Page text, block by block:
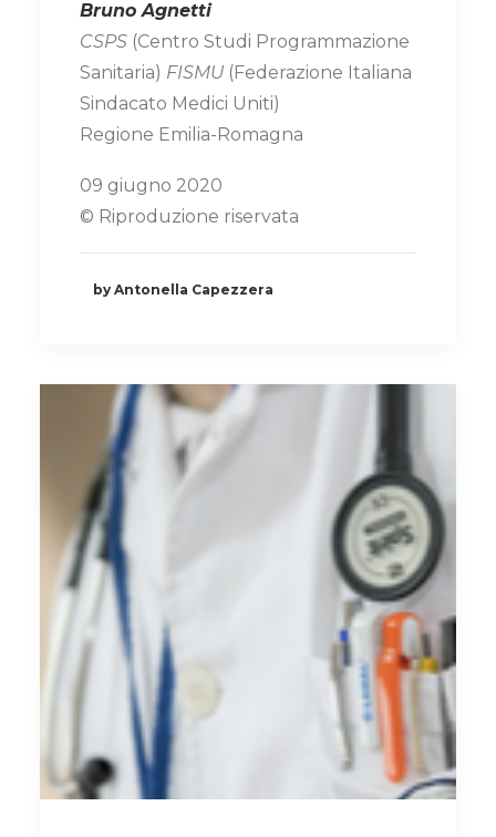
Bruno Agnetti
CSPS (Centro Studi Programmazione
Sanitaria) FISMU (Federazione Italiana
Sindacato Medici Uniti)
Regione Emilia-Romagna
09 giugno 2020
©️ Riproduzione riservata
by Antonella Capezzera